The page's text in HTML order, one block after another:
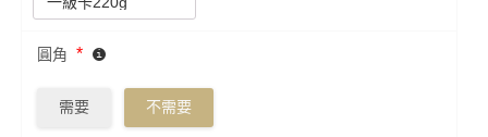
圓角 *
需要 不需要